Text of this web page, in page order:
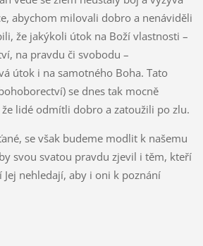
abychom milovali dobro a nenáviděli
že jakýkoli útok na Boží vlastnosti –
na pravdu či svobodu –
útok i na samotného Boha. Tato
se dnes tak mocně
lidé odmítli dobro a zatoužili po zlu.
se však budeme modlit k našemu
svou svatou pravdu zjevil i těm, kteří
nehledají, aby i oni k poznání